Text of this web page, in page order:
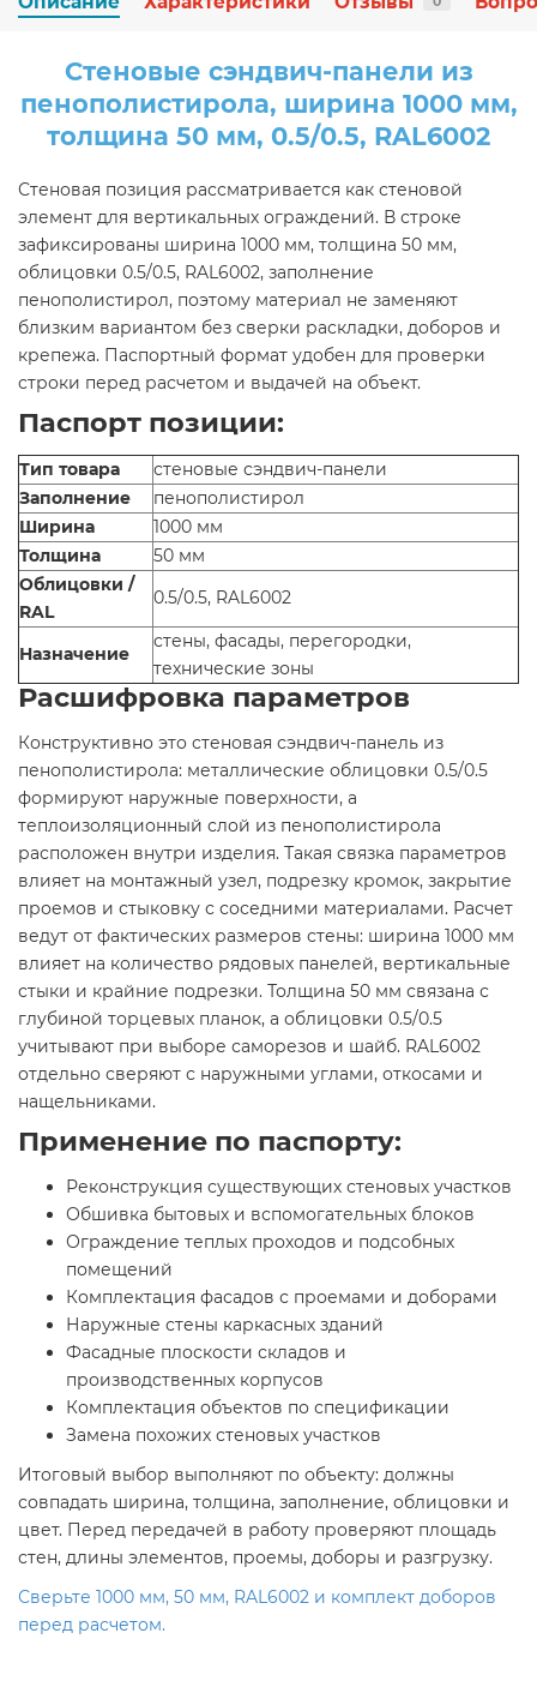
Стеновые сэндвич-панели из
пенополистирола, ширина 1000 мм,
толщина 50 мм, 0.5/0.5, RAL6002
Стеновая позиция рассматривается как стеновой
элемент для вертикальных ограждений. В строке
зафиксированы ширина 1000 мм, толщина 50 мм,
облицовки 0.5/0.5, RAL6002, заполнение
пенополистирол, поэтому материал не заменяют
близким вариантом без сверки раскладки, доборов и
крепежа. Паспортный формат удобен для проверки
строки перед расчетом и выдачей на объект.
Паспорт позиции:
Тип товара
стеновые сэндвич-панели
Заполнение
пенополистирол
Ширина
1000 мм
Толщина
50 мм
Облицовки /
RAL
0.5/0.5, RAL6002
Назначение
стены, фасады, перегородки,
технические зоны
Расшифровка параметров
Конструктивно это стеновая сэндвич-панель из
пенополистирола: металлические облицовки 0.5/0.5
формируют наружные поверхности, а
теплоизоляционный слой из пенополистирола
расположен внутри изделия. Такая связка параметров
влияет на монтажный узел, подрезку кромок, закрытие
проемов и стыковку с соседними материалами. Расчет
ведут от фактических размеров стены: ширина 1000 мм
влияет на количество рядовых панелей, вертикальные
стыки и крайние подрезки. Толщина 50 мм связана с
глубиной торцевых планок, а облицовки 0.5/0.5
учитывают при выборе саморезов и шайб. RAL6002
отдельно сверяют с наружными углами, откосами и
нащельниками.
Применение по паспорту:
Реконструкция существующих стеновых участков
Обшивка бытовых и вспомогательных блоков
Ограждение теплых проходов и подсобных
помещений
Комплектация фасадов с проемами и доборами
Наружные стены каркасных зданий
Фасадные плоскости складов и
производственных корпусов
Комплектация объектов по спецификации
Замена похожих стеновых участков
Итоговый выбор выполняют по объекту: должны
совпадать ширина, толщина, заполнение, облицовки и
цвет. Перед передачей в работу проверяют площадь
стен, длины элементов, проемы, доборы и разгрузку.
Сверьте 1000 мм, 50 мм, RAL6002 и комплект доборов
перед расчетом.